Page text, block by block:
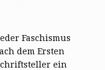
Faschismus
dem Ersten
ein